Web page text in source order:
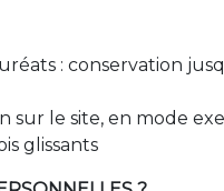
: conservation
sur le site, en mode
glissants